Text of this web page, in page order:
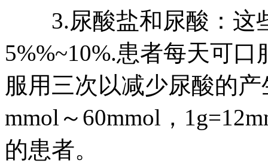
3.尿酸盐和尿酸：这
5%%~10%.患者每天可
服用三次以减少尿酸的
mmol～60mmol，
的患者。